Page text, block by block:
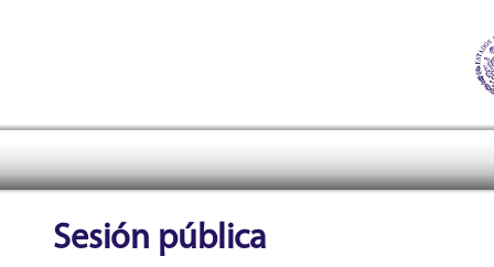
Tribunal Electoral del
header
Sesión pública